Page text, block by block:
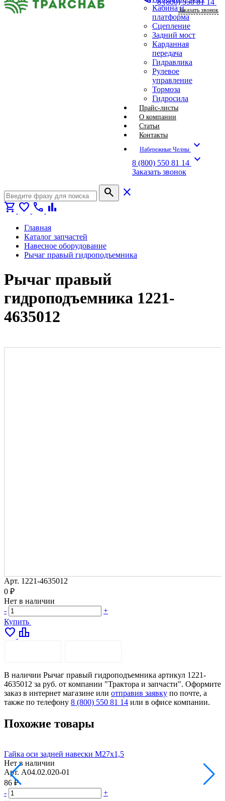
Кабина и
платформа
Сцепление
Задний мост
Карданная
передача
Гидравлика
Рулевое
управление
Тормоза
Гидросила
Прайс-листы
О компании
Статьи
Контакты
Набережные Челны expand_more
8 (800) 550 81 14 expand_more
Заказать звонок
Заказать звонок
search
close
shopping_cart favorite call bar_chart
Главная
Каталог запчастей
Навесное оборудование
Рычаг правый гидроподъемника
Рычаг правый
гидроподъемника 1221-
4635012
Арт. 1221-4635012
0 ₽
Нет в наличии
-
+
Купить
favorite leaderboard
В наличии Рычаг правый гидроподъемника артикул 1221-
4635012 за руб. от компании "Трактора и запчасти". Оформите
заказ в интернет магазине или отправив заявку по почте, а
также по телефону 8 (800) 550 81 14 или в офисе компании.
Похожие товары
Гайка оси задней навески М27х1,5
Нет в наличии
Арт. А04.02.020-01
86 ₽
-
+